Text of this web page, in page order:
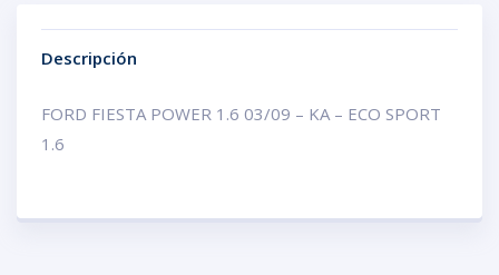
Descripción
FORD FIESTA POWER 1.6 03/09 – KA – ECO SPORT
1.6